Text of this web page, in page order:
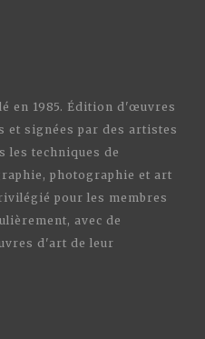
en 1985. Édition d'œuvres
et signées par des artistes
les techniques de
photographie et art
pour les membres
avec de
d'art de leur